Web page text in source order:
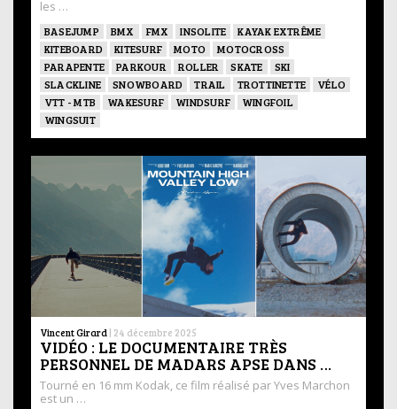
les …
BASEJUMP BMX FMX INSOLITE
KAYAK EXTRÊME
KITEBOARD
KITESURF MOTO
MOTOCROSS
PARAPENTE
PARKOUR ROLLER SKATE
SKI
SLACKLINE
SNOWBOARD TRAIL TROTTINETTE
VÉLO
VTT - MTB
WAKESURF WINDSURF
WINGFOIL
WINGSUIT
Vincent Girard | 24 décembre 2025
VIDÉO : LE DOCUMENTAIRE TRÈS
PERSONNEL DE MADARS APSE DANS …
Tourné en 16 mm Kodak, ce film réalisé par Yves Marchon
est un …